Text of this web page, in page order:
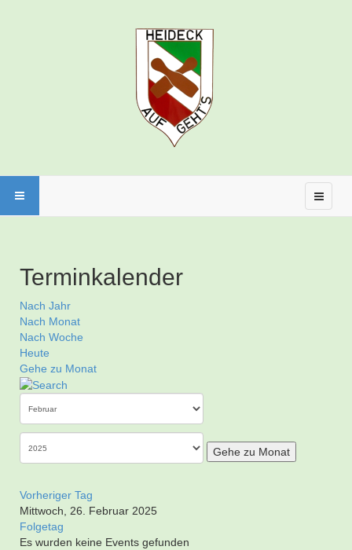
Terminkalender
Nach Jahr
Nach Monat
Nach Woche
Heute
Gehe zu Monat
Gehe zu Monat
Vorheriger Tag
Mittwoch, 26. Februar 2025
Folgetag
Es wurden keine Events gefunden